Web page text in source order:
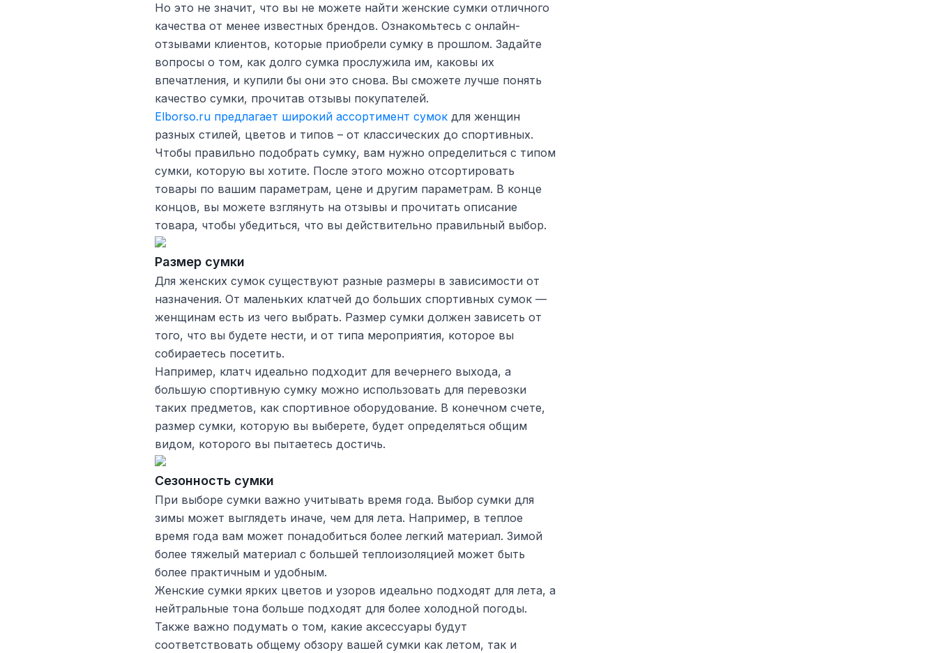
Но это не значит, что вы не можете найти женские сумки отличного
качества от менее известных брендов. Ознакомьтесь с онлайн-
отзывами клиентов, которые приобрели сумку в прошлом. Задайте
вопросы о том, как долго сумка прослужила им, каковы их
впечатления, и купили бы они это снова. Вы сможете лучше понять
качество сумки, прочитав отзывы покупателей.
Elborso.ru предлагает широкий ассортимент сумок для женщин
разных стилей, цветов и типов – от классических до спортивных.
Чтобы правильно подобрать сумку, вам нужно определиться с типом
сумки, которую вы хотите. После этого можно отсортировать
товары по вашим параметрам, цене и другим параметрам. В конце
концов, вы можете взглянуть на отзывы и прочитать описание
товара, чтобы убедиться, что вы действительно правильный выбор.
Размер сумки
Для женских сумок существуют разные размеры в зависимости от
назначения. От маленьких клатчей до больших спортивных сумок —
женщинам есть из чего выбрать. Размер сумки должен зависеть от
того, что вы будете нести, и от типа мероприятия, которое вы
собираетесь посетить.
Например, клатч идеально подходит для вечернего выхода, а
большую спортивную сумку можно использовать для перевозки
таких предметов, как спортивное оборудование. В конечном счете,
размер сумки, которую вы выберете, будет определяться общим
видом, которого вы пытаетесь достичь.
Сезонность сумки
При выборе сумки важно учитывать время года. Выбор сумки для
зимы может выглядеть иначе, чем для лета. Например, в теплое
время года вам может понадобиться более легкий материал. Зимой
более тяжелый материал с большей теплоизоляцией может быть
более практичным и удобным.
Женские сумки ярких цветов и узоров идеально подходят для лета, а
нейтральные тона больше подходят для более холодной погоды.
Также важно подумать о том, какие аксессуары будут
соответствовать общему обзору вашей сумки как летом, так и